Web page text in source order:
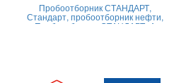
Пробоотборник СТАНДАРТ,
Стандарт, пробоотборник нефти,
Пробоотборник СТАНДАРТ -А